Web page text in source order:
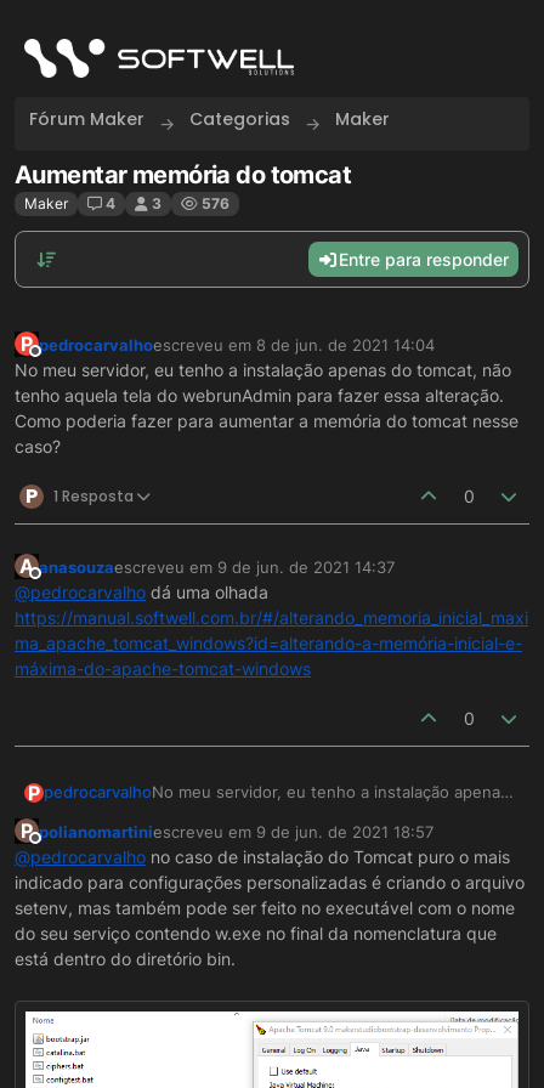
Fórum Maker Categorias Maker
Aumentar memória do tomcat
Maker 4 3 576
Entre para responder
P
Offline
pedrocarvalhoescreveu em 8 de jun. de 2021 14:04
última edição por
No meu servidor, eu tenho a instalação apenas do tomcat, não
tenho aquela tela do webrunAdmin para fazer essa alteração.
Como poderia fazer para aumentar a memória do tomcat nesse
caso?
P 1 Resposta 0
A
Offline
anasouzaescreveu em 9 de jun. de 2021 14:37
última edição por
@pedrocarvalho dá uma olhada
https://manual.softwell.com.br/#/alterando_memoria_inicial_maxi
ma_apache_tomcat_windows?id=alterando-a-memória-inicial-e-
máxima-do-apache-tomcat-windows
0
P pedrocarvalhoNo meu servidor, eu tenho a instalação apenas
webrunAdmin para fazer essa alteração. Como
poderia fazer para aumentar a memória do
tomcat nesse caso?
P
Offline
polianomartiniescreveu em 9 de jun. de 2021 18:57
última edição por
@pedrocarvalho no caso de instalação do Tomcat puro o mais
indicado para configurações personalizadas é criando o arquivo
setenv, mas também pode ser feito no executável com o nome
do seu serviço contendo w.exe no final da nomenclatura que
está dentro do diretório bin.